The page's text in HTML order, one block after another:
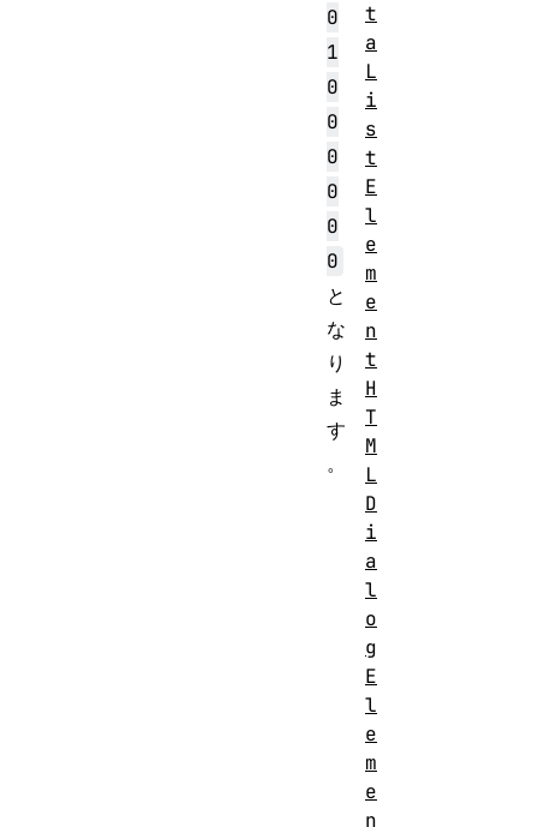
0
1
0
0
0
0
0
0
と
な
り
ま
す
。
t
a
L
i
s
t
E
l
e
m
e
n
t
H
T
M
L
D
i
a
l
o
g
E
l
e
m
e
n